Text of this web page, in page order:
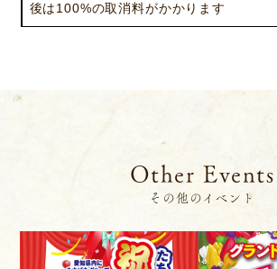
後は100%の取消料がかかります
Other Events
その他のイベント